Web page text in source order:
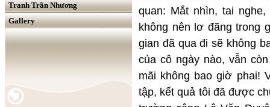
Tranh Trần Nhương
Gallery
quan: Mắt nhìn, tai
không nên lơ đãng trong
gian đã qua đi sẽ không
của cô ngày nào, vẫn
mãi không bao giờ phai!
tập, kết quả tôi đã được